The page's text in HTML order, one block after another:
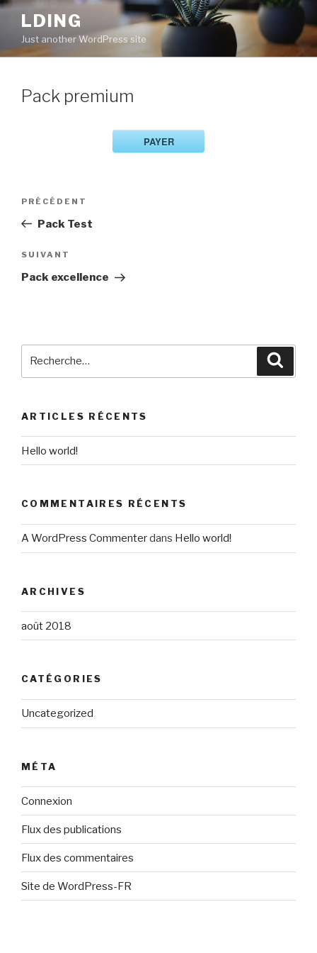
Aller
contenu
principal
LDING
Just another WordPress site
Pack premium
PAYER
Navigation
l’article
Article
précédent
PRÉCÉDENT
Pack Test
Article
suivant
SUIVANT
Pack excellence
ARTICLES RÉCENTS
Hello world!
COMMENTAIRES RÉCENTS
A WordPress Commenterdans Hello world!
ARCHIVES
août 2018
CATÉGORIES
Uncategorized
MÉTA
Connexion
Flux des publications
Flux des commentaires
Site de WordPress-FR